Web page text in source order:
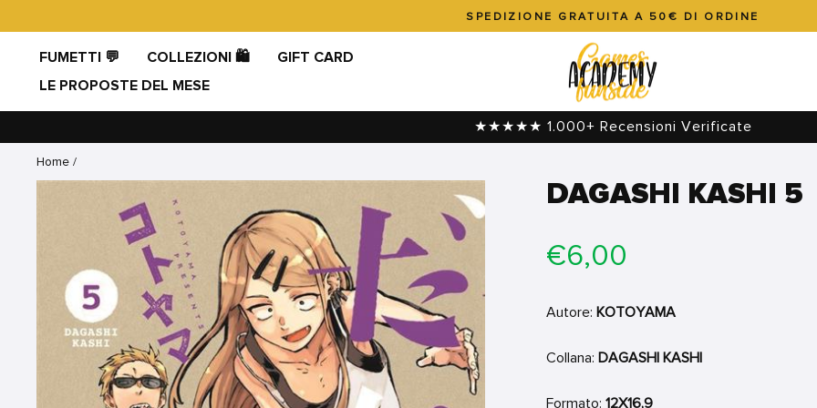
direttamente
contenuti
in
pausa
SPEDIZIONE GRATUITA A 50€ DI ORDINE
FUMETTI 💬 COLLEZIONI 🛍️
GIFT CARD
LE PROPOSTE DEL MESE
★★★★★ 1.000+ Recensioni Verificate
Home /
DAGASHI KASHI 5
Prezzo
di
€6,00
Autore: KOTOYAMA
Collana: DAGASHI KASHI
Formato:12X16,9